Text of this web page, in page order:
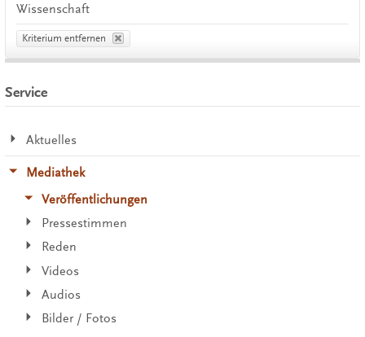
Wissenschaft
Kriterium entfernen
Service
Aktuelles
Mediathek
Veröffentlichungen
Pressestimmen
Reden
Videos
Audios
Bilder / Fotos